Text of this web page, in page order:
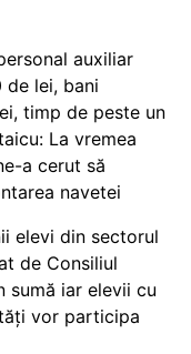
auxiliar
de lei, bani
timp de peste un
La vremea
a cerut să
navetei
elevi din sectorul
de Consiliul
sumă iar elevii cu
vor participa